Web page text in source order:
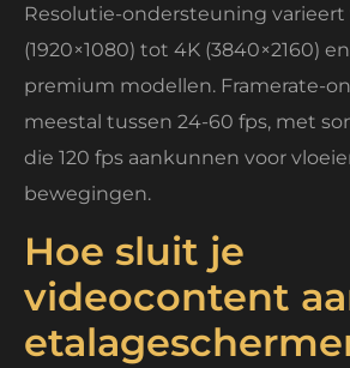
Resolutie-ondersteuning varieert
(1920×1080) tot 4K (3840×2160)
premium modellen. Framerate-
meestal tussen 24-60 fps, met
die 120 fps aankunnen voor
bewegingen.
Hoe sluit je
videocontent